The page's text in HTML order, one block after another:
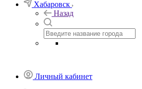
Хабаровск
Назад
Личный кабинет